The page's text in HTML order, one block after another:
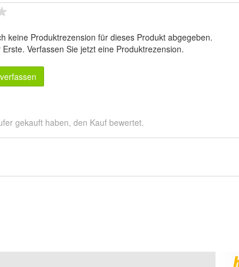
keine Produktrezension für dieses Produkt abgegeben.
Erste. Verfassen Sie jetzt eine Produktrezension.
gekauft haben, den Kauf bewertet.